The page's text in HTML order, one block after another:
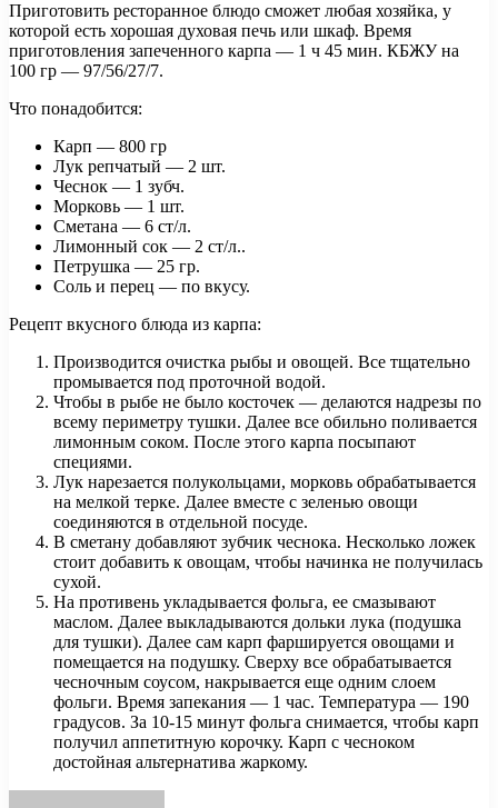
Приготовить ресторанное блюдо сможет любая хозяйка, у
которой есть хорошая духовая печь или шкаф. Время
приготовления запеченного карпа — 1 ч 45 мин. КБЖУ на
100 гр — 97/56/27/7.
Что понадобится:
Карп — 800 гр
Лук репчатый — 2 шт.
Чеснок — 1 зубч.
Морковь — 1 шт.
Сметана — 6 ст/л.
Лимонный сок — 2 ст/л..
Петрушка — 25 гр.
Соль и перец — по вкусу.
Рецепт вкусного блюда из карпа:
Производится очистка рыбы и овощей. Все тщательно
промывается под проточной водой.
Чтобы в рыбе не было косточек — делаются надрезы по
всему периметру тушки. Далее все обильно поливается
лимонным соком. После этого карпа посыпают
специями.
Лук нарезается полукольцами, морковь обрабатывается
на мелкой терке. Далее вместе с зеленью овощи
соединяются в отдельной посуде.
В сметану добавляют зубчик чеснока. Несколько ложек
стоит добавить к овощам, чтобы начинка не получилась
сухой.
На противень укладывается фольга, ее смазывают
маслом. Далее выкладываются дольки лука (подушка
для тушки). Далее сам карп фаршируется овощами и
помещается на подушку. Сверху все обрабатывается
чесночным соусом, накрывается еще одним слоем
фольги. Время запекания — 1 час. Температура — 190
градусов. За 10-15 минут фольга снимается, чтобы карп
получил аппетитную корочку. Карп с чесноком
достойная альтернатива жаркому.